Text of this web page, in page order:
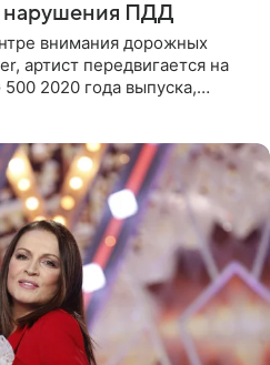
нарушения ПДД
внимания дорожных
артист передвигается на
2020 года выпуска,